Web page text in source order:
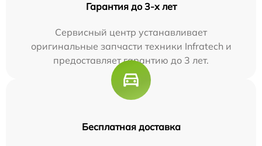
Гарантия до 3-х лет
Сервисный центр устанавливает
оригинальные запчасти техники Infratech и
предоставляет гарантию до 3 лет.
Бесплатная доставка